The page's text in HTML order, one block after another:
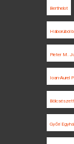
Berthelot
Háborúból
Pieter M.
Ioan-Aurel
Győri